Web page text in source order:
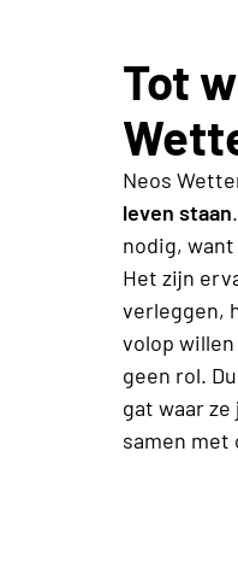
Tot
Neos
leven staan
nodig,
Het zijn
verleggen,
volop
geen rol.
gat waar
samen met